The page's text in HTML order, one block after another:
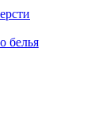
белья